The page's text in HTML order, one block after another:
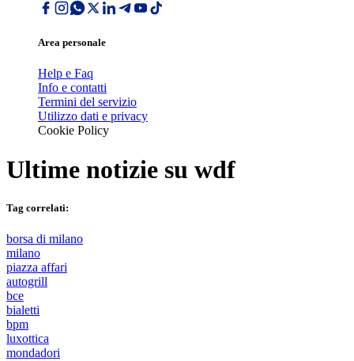
Area personale
Help e Faq
Info e contatti
Termini del servizio
Utilizzo dati e privacy
Cookie Policy
Ultime notizie su wdf
Tag correlati:
borsa di milano
milano
piazza affari
autogrill
bce
bialetti
bpm
luxottica
mondadori